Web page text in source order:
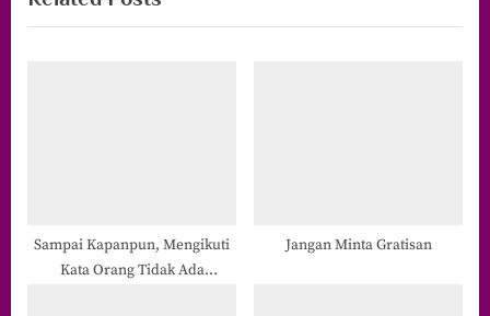
o
:
t
Sampai Kapanpun, Mengikuti
Kata Orang Tidak Ada
Jangan Minta Gratisan